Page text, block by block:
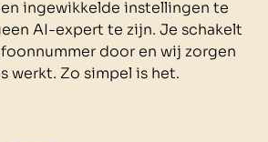
ingewikkelde instellingen te
AI-expert te zijn. Je schakelt
door en wij zorgen
werkt. Zo simpel is het.